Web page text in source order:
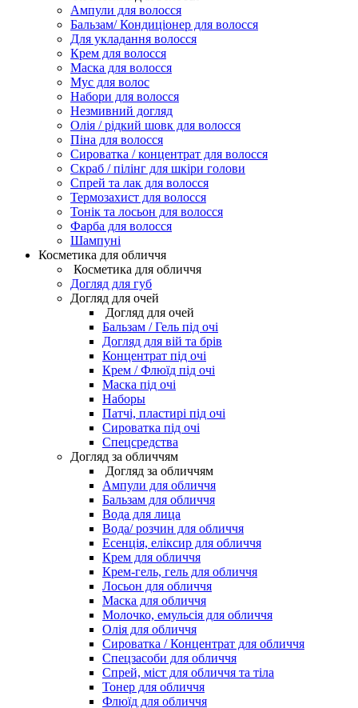
Ампули для волосся
Бальзам/ Кондиціонер для волосся
Для укладання волосся
Крем для волосся
Маска для волосся
Мус для волос
Набори для волосся
Незмивний догляд
Олія / рідкий шовк для волосся
Піна для волосся
Сироватка / концентрат для волосся
Скраб / пілінг для шкіри голови
Спрей та лак для волосся
Термозахист для волосся
Тонік та лосьон для волосся
Фарба для волосся
Шампуні
Косметика для обличчя
Косметика для обличчя
Догляд для губ
Догляд для очей
Догляд для очей
Бальзам / Гель під очі
Догляд для вій та брів
Концентрат під очі
Крем / Флюїд під очі
Маска під очі
Наборы
Патчі, пластирі під очі
Сироватка під очі
Спецсредства
Догляд за обличчям
Догляд за обличчям
Ампули для обличчя
Бальзам для обличчя
Вода для лица
Вода/ розчин для обличчя
Есенція, еліксир для обличчя
Крем для обличчя
Крем-гель, гель для обличчя
Лосьон для обличчя
Маска для обличчя
Молочко, емульсія для обличчя
Олія для обличчя
Сироватка / Концентрат для обличчя
Спецзасоби для обличчя
Спрей, міст для обличчя та тіла
Тонер для обличчя
Флюїд для обличчя